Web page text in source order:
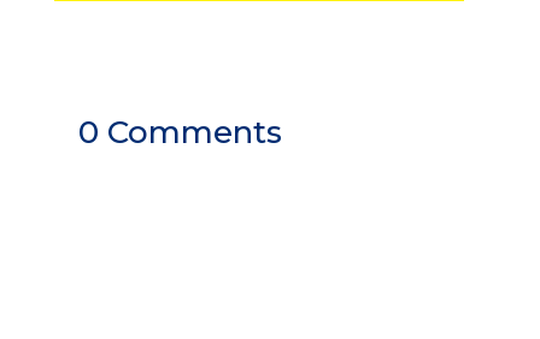
0 Comments